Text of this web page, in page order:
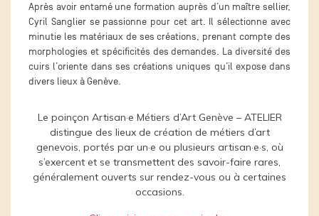
Après avoir entamé une formation auprès d’un maître sellier,
Cyril Sanglier se passionne pour cet art. Il sélectionne avec
minutie les matériaux de ses créations, prenant compte des
morphologies et spécificités des demandes. La diversité des
cuirs l’oriente dans ses créations uniques qu’il expose dans
divers lieux à Genève.
Le poinçon Artisan·e Métiers d’Art Genève – ATELIER
distingue des lieux de création de métiers d’art
genevois, portés par un·e ou plusieurs artisan·e·s, où
s’exercent et se transmettent des savoir-faire rares,
généralement ouverts sur rendez-vous ou à certaines
occasions.